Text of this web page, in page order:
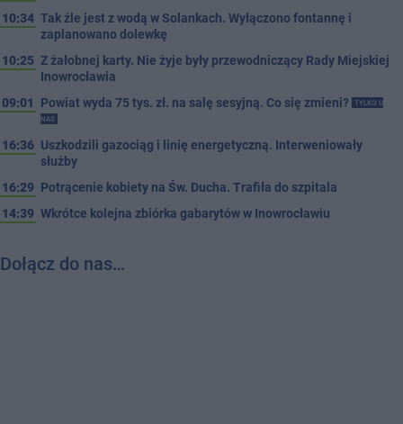
10:34 Tak źle jest z wodą w Solankach. Wyłączono fontannę i
zaplanowano dolewkę
10:25 Z żałobnej karty. Nie żyje były przewodniczący Rady Miejskiej
Inowrocławia
09:01
Powiat wyda 75 tys. zł. na salę sesyjną. Co się zmieni?
TYLKO U
NAS
16:36 Uszkodzili gazociąg i linię energetyczną. Interweniowały
służby
16:29 Potrącenie kobiety na Św. Ducha. Trafiła do szpitala
14:39 Wkrótce kolejna zbiórka gabarytów w Inowrocławiu
Dołącz do nas…